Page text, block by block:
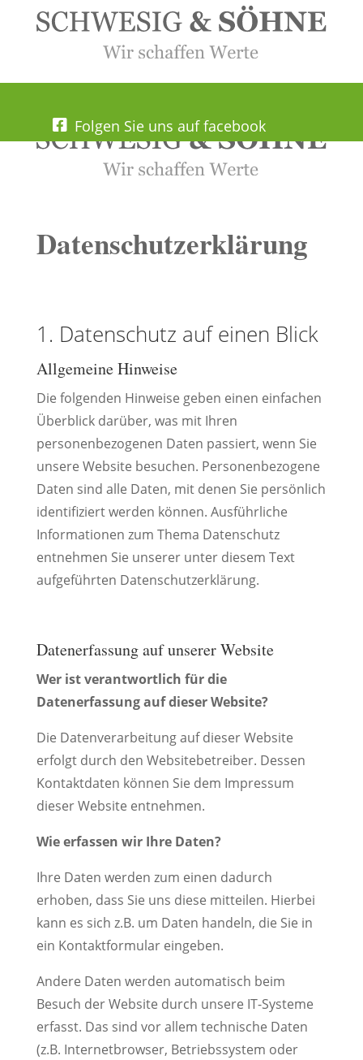
 info@schwesigundsoehne.de
 Folgen Sie uns auf facebook
Datenschutzerklärung
1. Datenschutz auf einen Blick
Allgemeine Hinweise
Die folgenden Hinweise geben einen einfachen
Überblick darüber, was mit Ihren
personenbezogenen Daten passiert, wenn Sie
unsere Website besuchen. Personenbezogene
Daten sind alle Daten, mit denen Sie persönlich
identifiziert werden können. Ausführliche
Informationen zum Thema Datenschutz
entnehmen Sie unserer unter diesem Text
aufgeführten Datenschutzerklärung.
Datenerfassung auf unserer Website
Wer ist verantwortlich für die
Datenerfassung auf dieser Website?
Die Datenverarbeitung auf dieser Website
erfolgt durch den Websitebetreiber. Dessen
Kontaktdaten können Sie dem Impressum
dieser Website entnehmen.
Wie erfassen wir Ihre Daten?
Ihre Daten werden zum einen dadurch
erhoben, dass Sie uns diese mitteilen. Hierbei
kann es sich z.B. um Daten handeln, die Sie in
ein Kontaktformular eingeben.
Andere Daten werden automatisch beim
Besuch der Website durch unsere IT-Systeme
erfasst. Das sind vor allem technische Daten
(z.B. Internetbrowser, Betriebssystem oder